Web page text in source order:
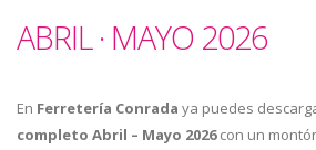
ABRIL · MAYO 2026
En Ferretería Conrada ya puedes
completo Abril – Mayo 2026con un